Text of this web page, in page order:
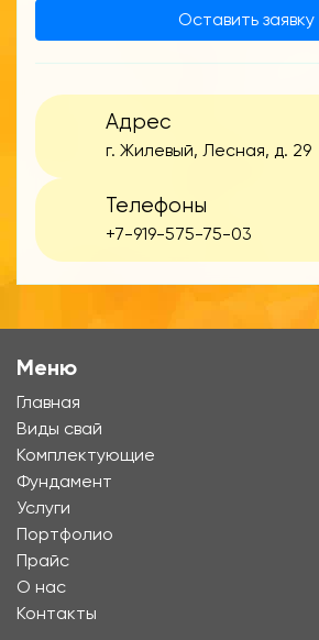
Оставить заявку
Адрес
г. Жилевый, Лесная, д. 29
Телефоны
+7-919-575-75-03
Меню
Главная
Виды свай
Комплектующие
Фундамент
Услуги
Портфолио
Прайс
О нас
Контакты